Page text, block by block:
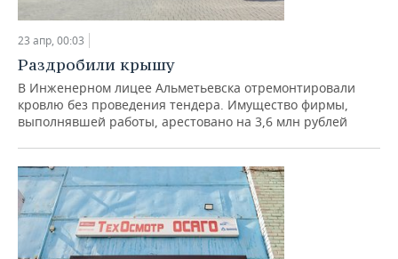
23 апр, 00:03
Раздробили крышу
В Инженерном лицее Альметьевска отремонтировали
кровлю без проведения тендера. Имущество фирмы,
выполнявшей работы, арестовано на 3,6 млн рублей